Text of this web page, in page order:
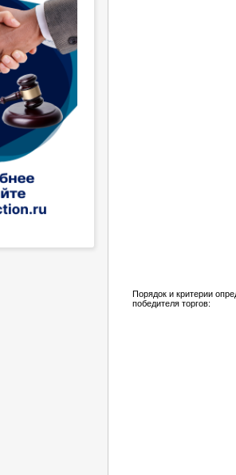
Порядок и критерии
победителя торгов: